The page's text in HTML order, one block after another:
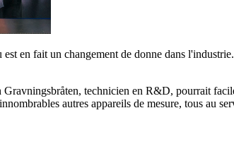
en fait un changement de donne dans
technicien en R&D, pourrait
autres appareils de mesure, tous au